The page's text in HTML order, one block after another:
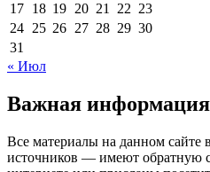
17 18 19 20 21 22 23
24 25 26 27 28 29 30
31
« Июл
Важная информация
Все материалы на данном сайте
источников — имеют обратную